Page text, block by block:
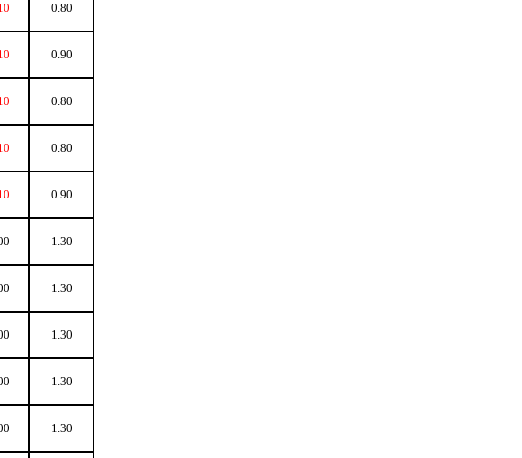
0.80
0.90
0.80
0.80
0.90
1.30
1.30
1.30
1.30
1.30